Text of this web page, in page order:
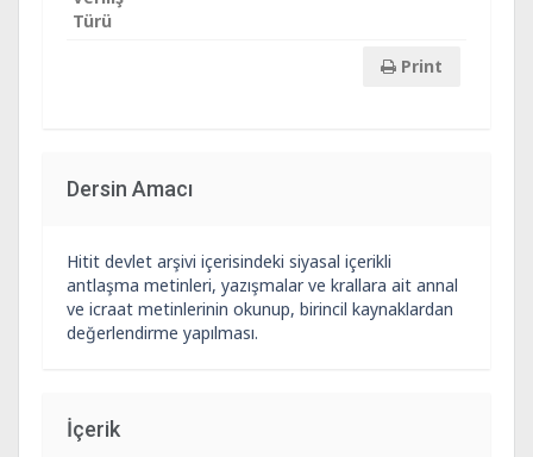
Türü
Print
Dersin Amacı
Hitit devlet arşivi içerisindeki siyasal içerikli
antlaşma metinleri, yazışmalar ve krallara ait annal
ve icraat metinlerinin okunup, birincil kaynaklardan
değerlendirme yapılması.
İçerik